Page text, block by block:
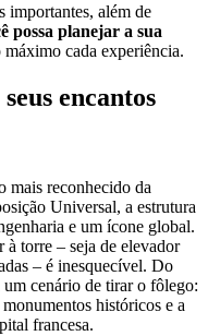
importantes, além de
possa planejar a sua
máximo cada experiência.
encantos
mais reconhecido da
Universal, a estrutura
e um ícone global.
à torre – seja de elevador
– é inesquecível. Do
cenário de tirar o fôlego:
históricos e a
francesa.